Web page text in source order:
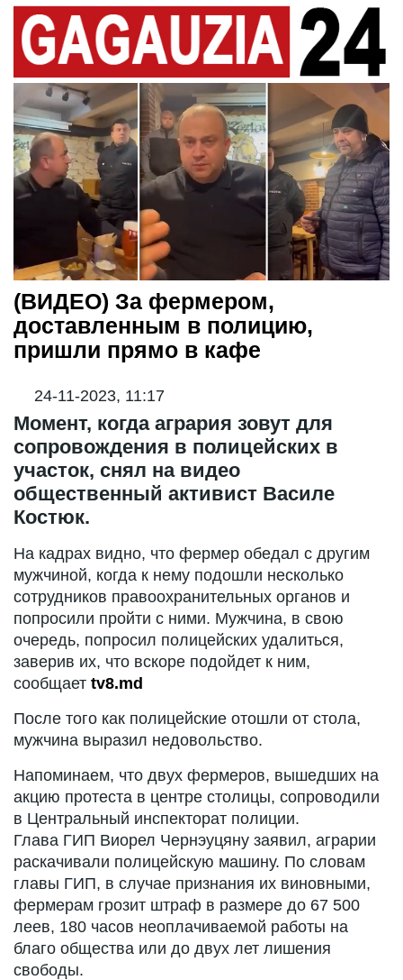
(ВИДЕО) За фермером,
доставленным в полицию,
пришли прямо в кафе
24-11-2023, 11:17
Момент, когда агрария зовут для
сопровождения в полицейских в
участок, снял на видео
общественный активист Василе
Костюк.
На кадрах видно, что фермер обедал с другим
мужчиной, когда к нему подошли несколько
сотрудников правоохранительных органов и
попросили пройти с ними. Мужчина, в свою
очередь, попросил полицейских удалиться,
заверив их, что вскоре подойдет к ним,
сообщает tv8.md
После того как полицейские отошли от стола,
мужчина выразил недовольство.
Напоминаем, что двух фермеров, вышедших на
акцию протеста в центре столицы, сопроводили
в Центральный инспекторат полиции.
Глава ГИП Виорел Чернэуцяну заявил, аграрии
раскачивали полицейскую машину. По словам
главы ГИП, в случае признания их виновными,
фермерам грозит штраф в размере до 67 500
леев, 180 часов неоплачиваемой работы на
благо общества или до двух лет лишения
свободы.